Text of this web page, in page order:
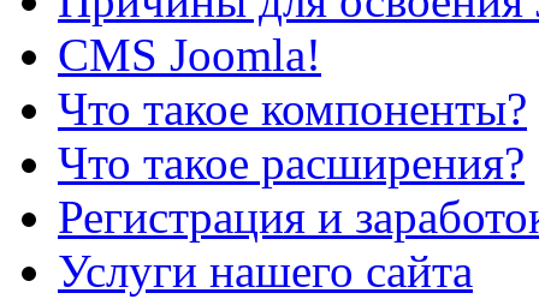
CMS Joomla!
Что такое компоненты?
Что такое расширения?
Регистрация и
Услуги нашего сайта